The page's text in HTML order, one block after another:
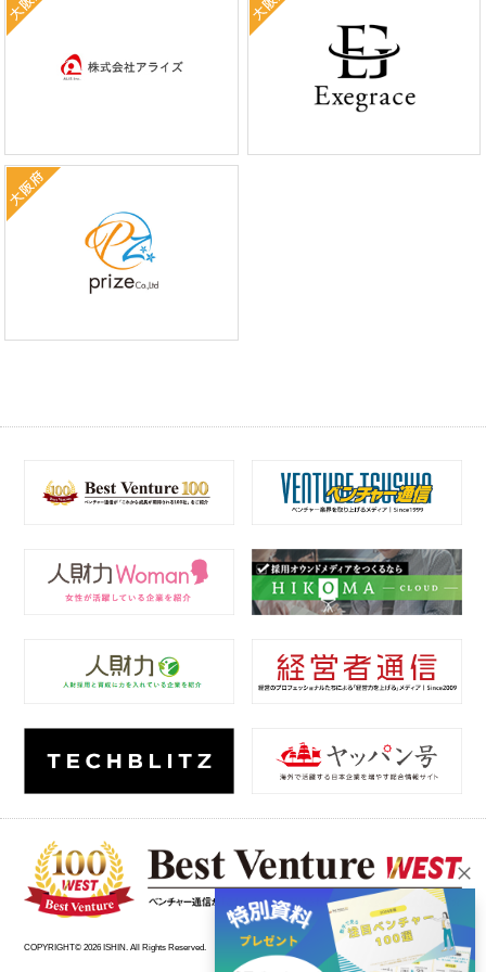
COPYRIGHT© 2026 ISHIN. All Rights Reserved.